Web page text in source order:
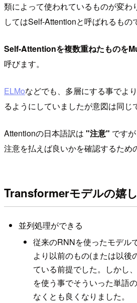
類によって使われているものが変わ
してはSelf-Attentionと呼ばれるもの
Self-Attentionを複数重ねたものを
呼びます。
ELMoなどでも、多層にする事でよ
るようにしていましたが意図は同じ
Attentionの日本語訳は "注意" です
注意を払えば良いかを確認するため
Transformerモデルの嬉
並列処理ができる
従来のRNNを使ったモデル
より以前のもの(または以後
ている前提でした。しかし
を使う事でそういった単語
なくとも良くなりました。